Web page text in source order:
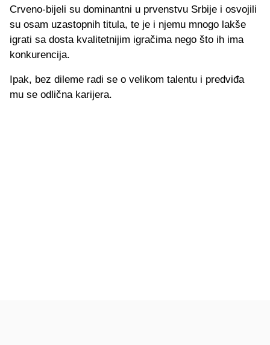
Crveno-bijeli su dominantni u prvenstvu Srbije i osvojili
su osam uzastopnih titula, te je i njemu mnogo lakše
igrati sa dosta kvalitetnijim igračima nego što ih ima
konkurencija.
Ipak, bez dileme radi se o velikom talentu i predviđa
mu se odlična karijera.